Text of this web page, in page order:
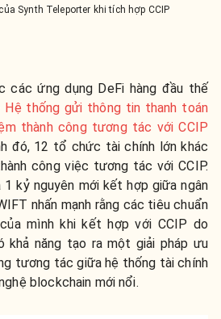
Synth Teleporter khi tích hợp CCIP
các ứng dụng DeFi hàng đầu thế
Hệ thống gửi thông tin thanh toán
thành công tương tác với CCIP
đó, 12 tổ chức tài chính lớn khác
công việc tương tác với CCIP.
kỷ nguyên mới kết hợp giữa ngân
nhấn mạnh rằng các tiêu chuẩn
mình khi kết hợp với CCIP do
khả năng tạo ra một giải pháp ưu
tương tác giữa hệ thống tài chính
blockchain mới nổi.